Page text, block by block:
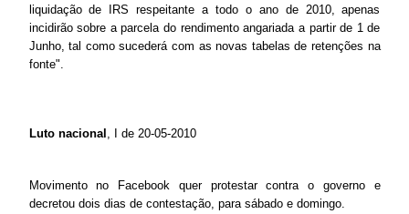
liquidação de IRS respeitante a todo o ano de 2010, apenas
incidirão sobre a parcela do rendimento angariada a partir de 1 de
Junho, tal como sucederá com as novas tabelas de retenções na
fonte".
Luto nacional , I de 20-05-2010
Movimento no Facebook quer protestar contra o governo e
decretou dois dias de contestação, para sábado e domingo.